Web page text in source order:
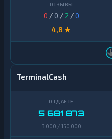
0 / 0 / 2 /0
4,8 ★
TerminalCash
5 681 873
3 000 / 150 000